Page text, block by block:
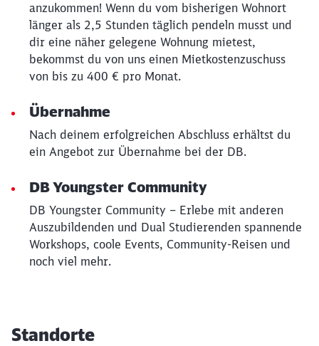
anzukommen! Wenn du vom bisherigen Wohnort
länger als 2,5 Stunden täglich pendeln musst und
dir eine näher gelegene Wohnung mietest,
bekommst du von uns einen Mietkostenzuschuss
von bis zu 400 € pro Monat.
Übernahme
Nach deinem erfolgreichen Abschluss erhältst du
ein Angebot zur Übernahme bei der DB.
DB Youngster Community
DB Youngster Community – Erlebe mit anderen
Auszubildenden und Dual Studierenden spannende
Workshops, coole Events, Community-Reisen und
noch viel mehr.
Standorte